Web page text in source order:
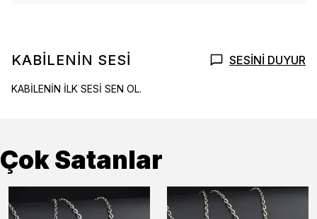
KABİLENİN SESİ SESİNİ DUYUR
KABİLENİN İLK SESİ SEN OL.
Çok Satanlar